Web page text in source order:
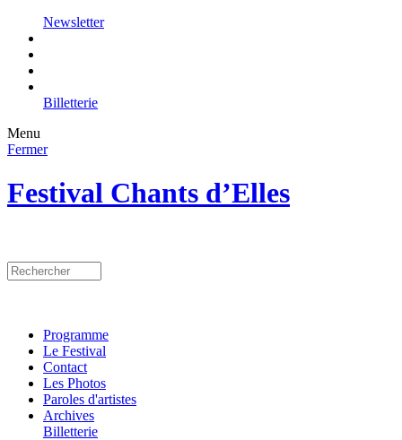
Newsletter
Billetterie
Menu
Fermer
Festival Chants d’Elles
Programme
Le Festival
Contact
Les Photos
Paroles d'artistes
Archives
Billetterie